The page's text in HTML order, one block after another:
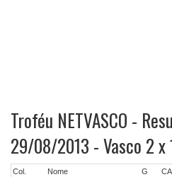
Troféu NETVASCO -
29/08/2013 - Vasco 2 x
Col. Nome G CA